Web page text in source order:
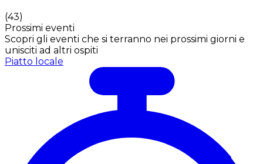
(43)
Prossimi eventi
Scopri gli eventi che si terranno nei prossimi giorni e
unisciti ad altri ospiti
Piatto locale